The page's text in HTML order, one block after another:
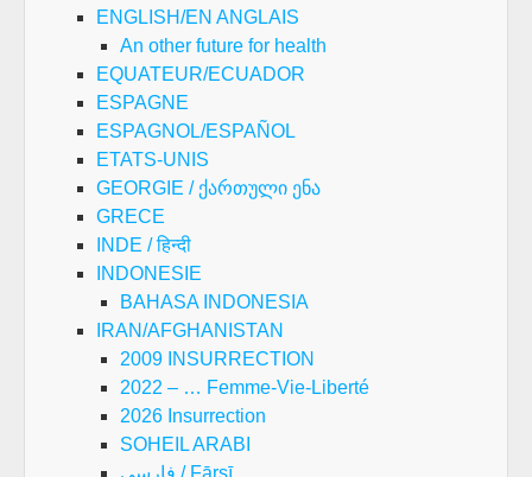
ENGLISH/EN ANGLAIS
An other future for health
EQUATEUR/ECUADOR
ESPAGNE
ESPAGNOL/ESPAÑOL
ETATS-UNIS
GEORGIE / ქართული ენა
GRECE
INDE / हिन्दी
INDONESIE
BAHASA INDONESIA
IRAN/AFGHANISTAN
2009 INSURRECTION
2022 – … Femme-Vie-Liberté
2026 Insurrection
SOHEIL ARABI
فارسی / Fārsī